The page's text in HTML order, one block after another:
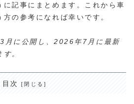
に記事にまとめます。これから車
の参考になれば幸いです。
月に公開し、2026年7月に最新
。
目次